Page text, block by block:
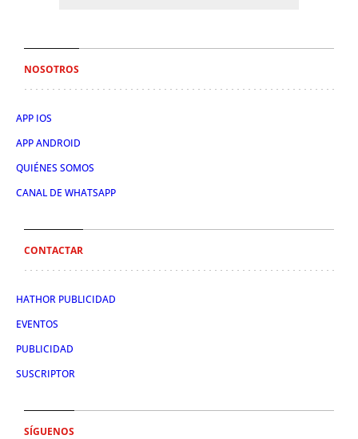
NOSOTROS
APP IOS
APP ANDROID
QUIÉNES SOMOS
CANAL DE WHATSAPP
CONTACTAR
HATHOR PUBLICIDAD
EVENTOS
PUBLICIDAD
SUSCRIPTOR
SÍGUENOS